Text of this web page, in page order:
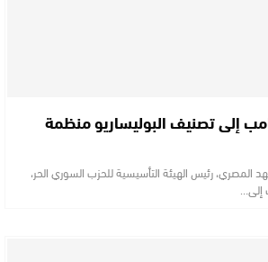
إلى تصنيف البوليساريو منظمة
المصري، رئيس الهيئة التأسيسية للحزب السوري الحر،
إلى…